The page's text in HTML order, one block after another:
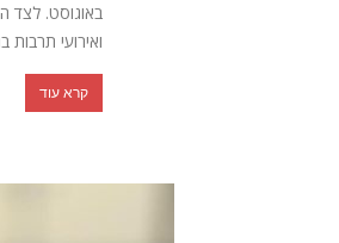
באוגוסט. לצד
ואירועי
קרא עוד